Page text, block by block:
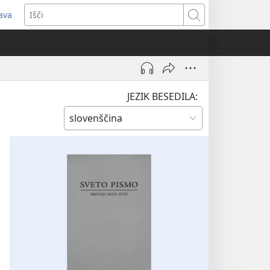
Išči
JEZIK BESEDILA: